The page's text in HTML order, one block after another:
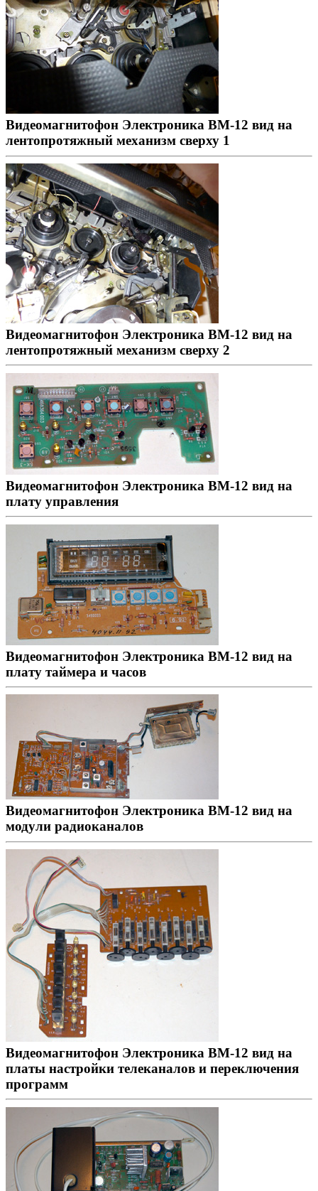
Видеомагнитофон Электроника ВМ-12 вид на
лентопротяжный механизм сверху 1
Видеомагнитофон Электроника ВМ-12 вид на
лентопротяжный механизм сверху 2
Видеомагнитофон Электроника ВМ-12 вид на
плату управления
Видеомагнитофон Электроника ВМ-12 вид на
плату таймера и часов
Видеомагнитофон Электроника ВМ-12 вид на
модули радиоканалов
Видеомагнитофон Электроника ВМ-12 вид на
платы настройки телеканалов и переключения
программ